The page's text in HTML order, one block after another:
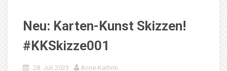
Neu: Karten-Kunst Skizzen!
#KKSkizze001
28. Juli 2023 Anne-Kathrin